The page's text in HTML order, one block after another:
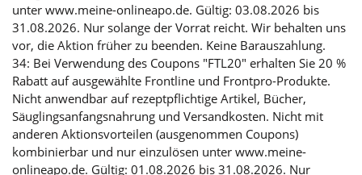
unter www.meine-onlineapo.de. Gültig: 03.08.2026 bis
31.08.2026. Nur solange der Vorrat reicht. Wir behalten uns
vor, die Aktion früher zu beenden. Keine Barauszahlung.
34: Bei Verwendung des Coupons "FTL20" erhalten Sie 20 %
Rabatt auf ausgewählte Frontline und Frontpro-Produkte.
Nicht anwendbar auf rezeptpflichtige Artikel, Bücher,
Säuglingsanfangsnahrung und Versandkosten. Nicht mit
anderen Aktionsvorteilen (ausgenommen Coupons)
kombinierbar und nur einzulösen unter www.meine-
onlineapo.de. Gültig: 01.08.2026 bis 31.08.2026. Nur